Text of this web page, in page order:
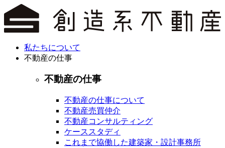
私たちについて
不動産の仕事
不動産の仕事
不動産の仕事について
不動産売買仲介
不動産コンサルティング
ケーススタディ
これまで協働した建築家・設計事務所